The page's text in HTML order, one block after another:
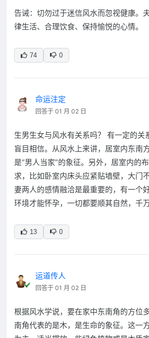
告诫：切勿过于迷信风水而忽视健康。
律生活、合理饮食、保持愉悦的心情。
74 0
命运注定
回答于 01 月 02 日
生男生女与风水有关系吗？ 有一定的关
盲目相信。从风水上来讲，居室内东南
是“男人当家”的象征。另外，居室内的
求，比如卧室内床头应紧贴墙壁，大门
妻两人的感情融洽是最重要的，有一个
环境才能怀孕，一切都要顺其自然，千
13 0
运道传人
回答于 01 月 02 日
根据风水学说，要在家中东南角的方位
南角代表的是木，是生命的象征。这一